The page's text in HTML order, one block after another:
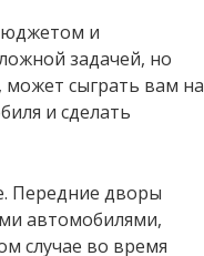
и
задачей, но
может сыграть вам на
и сделать
Передние дворы
автомобилями,
случае во время